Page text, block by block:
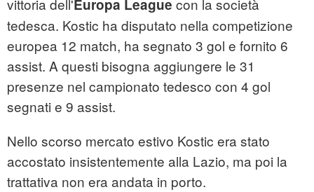
vittoria dell'Europa League con la società
tedesca. Kostic ha disputato nella competizione
europea 12 match, ha segnato 3 gol e fornito 6
assist. A questi bisogna aggiungere le 31
presenze nel campionato tedesco con 4 gol
segnati e 9 assist.
Nello scorso mercato estivo Kostic era stato
accostato insistentemente alla Lazio, ma poi la
trattativa non era andata in porto.